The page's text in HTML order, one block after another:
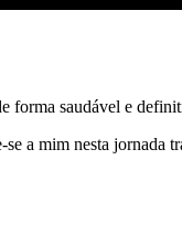
forma saudável e
a mim nesta jornada